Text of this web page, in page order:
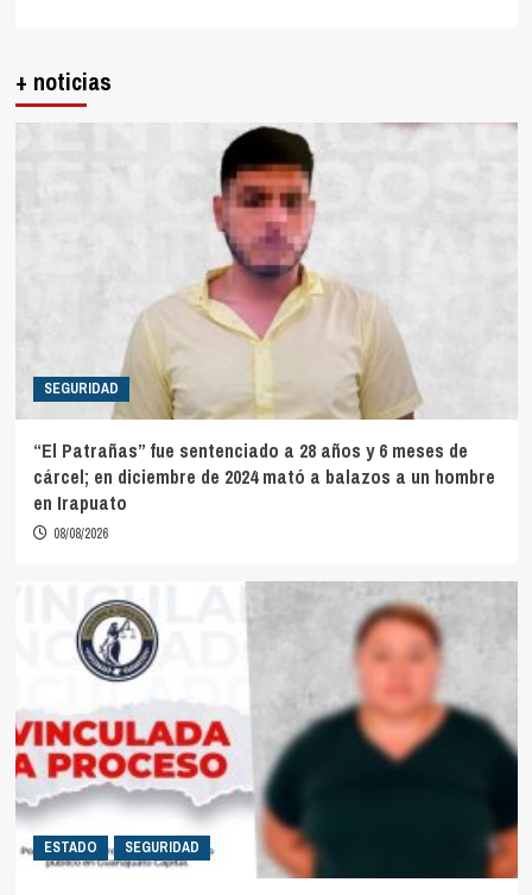
+ noticias
SEGURIDAD
“El Patrañas” fue sentenciado a 28 años y 6 meses de
cárcel; en diciembre de 2024 mató a balazos a un hombre
en Irapuato
08/08/2026
ESTADO SEGURIDAD